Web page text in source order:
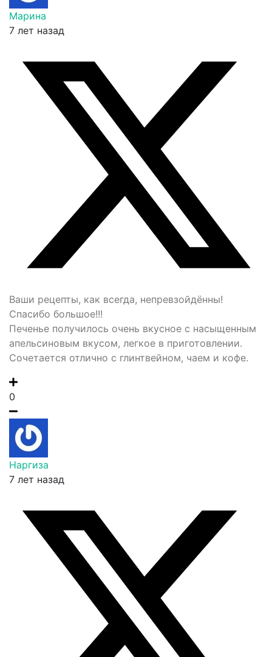
Марина
7 лет назад
Ваши рецепты, как всегда, непревзойдённы!
Спасибо большое!!!
Печенье получилось очень вкусное с насыщенным
апельсиновым вкусом, легкое в приготовлении.
Сочетается отлично с глинтвейном, чаем и кофе.
0
Наргиза
7 лет назад